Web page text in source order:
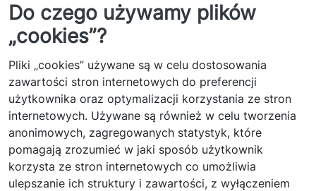
Do czego używamy plików
„cookies”?
Pliki „cookies” używane są w celu dostosowania
zawartości stron internetowych do preferencji
użytkownika oraz optymalizacji korzystania ze stron
internetowych. Używane są również w celu tworzenia
anonimowych, zagregowanych statystyk, które
pomagają zrozumieć w jaki sposób użytkownik
korzysta ze stron internetowych co umożliwia
ulepszanie ich struktury i zawartości, z wyłączeniem